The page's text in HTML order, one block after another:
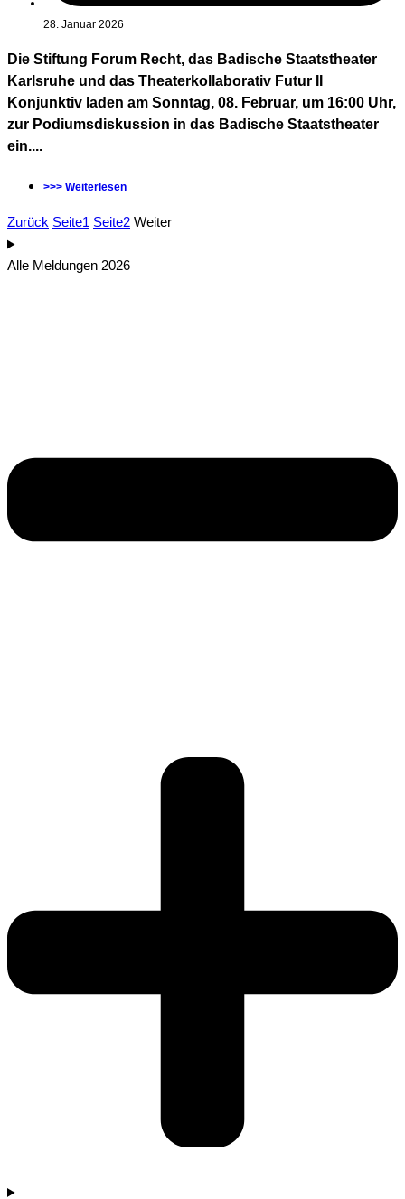
28. Januar 2026
Die Stiftung Forum Recht, das Badische Staatstheater
Karlsruhe und das Theaterkollaborativ Futur II
Konjunktiv laden am Sonntag, 08. Februar, um 16:00 Uhr,
zur Podiumsdiskussion in das Badische Staatstheater
ein....
>>> Weiterlesen
Zurück Seite1 Seite2 Weiter
Alle Meldungen 2026